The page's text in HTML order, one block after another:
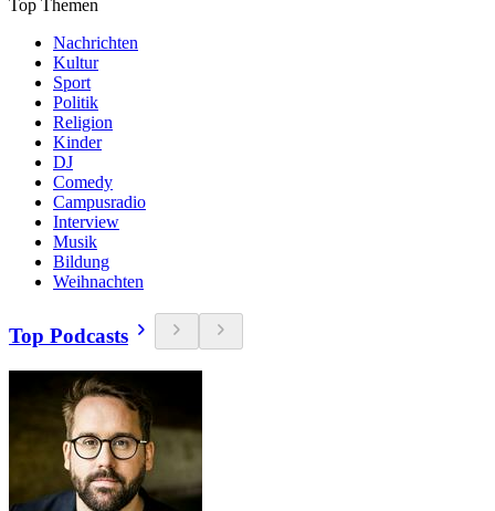
Top Themen
Nachrichten
Kultur
Sport
Politik
Religion
Kinder
DJ
Comedy
Campusradio
Interview
Musik
Bildung
Weihnachten
Top Podcasts